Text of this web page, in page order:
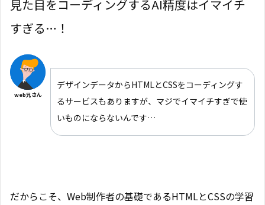
見た目をコーディングするAI精度はイマイチ
すぎる…！
web兄さん
デザインデータからHTMLとCSSをコーディングす
るサービスもありますが、マジでイマイチすぎで使
いものにならないんです…
だからこそ、Web制作者の基礎であるHTMLとCSSの学習